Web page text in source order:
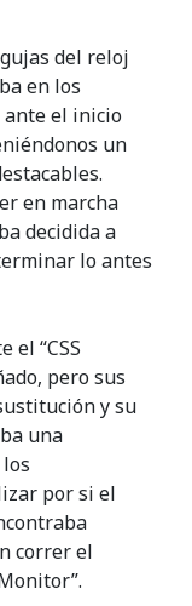
del reloj
en los
ante el inicio
un
en marcha
decidida a
lo antes
el “CSS
pero sus
y su
una
por si el
correr el